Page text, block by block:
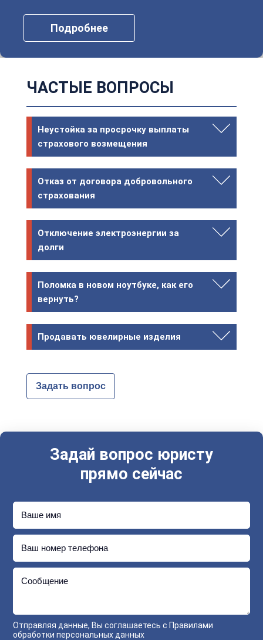
Подробнее
ЧАСТЫЕ ВОПРОСЫ
Неустойка за просрочку выплаты
страхового возмещения
Отказ от договора добровольного
страхования
Отключение электроэнергии за
долги
Поломка в новом ноутбуке, как его
вернуть?
Продавать ювелирные изделия
Задать вопрос
Задай вопрос юристу
прямо сейчас
Ваше имя
Ваш номер телефона
Сообщение
Отправляя данные, Вы соглашаетесь с Правилами
обработки персональных данных